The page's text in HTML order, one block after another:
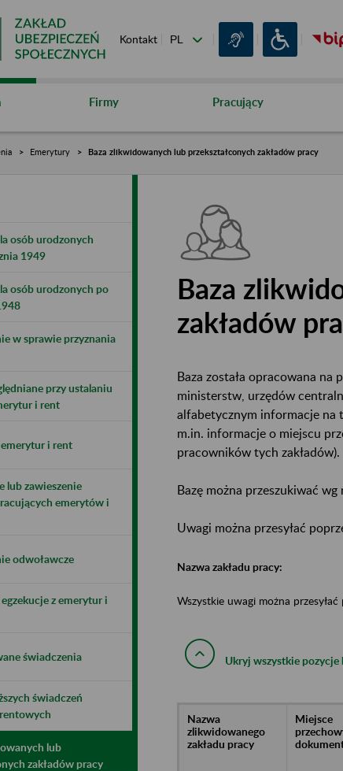
Kontakt
Firmy Pracujący
Emerytury Baza zlikwidowanych lub przekształconych zakładów pracy
osób urodzonych
1949
osób urodzonych po
w sprawie przyznania
przy ustalaniu
i rent
i rent
lub zawieszenie
emerytów i
odwoławcze
z emerytur i
świadczenia
świadczeń
lub
zakładów pracy
Baza
zakładów
Baza została opracowana
ministerstw, urzędów
alfabetycznym informacje na
m.in. informacje o miejscu
pracowników tych zakładów).
Bazę można przeszukiwać wg
Uwagi można przesyłać
Nazwa zakładu pracy:
Wszystkie uwagi można przesyłać
Ukryj wszystkie pozycje
Nazwa
zlikwidowanego
zakładu pracy
Miejsce